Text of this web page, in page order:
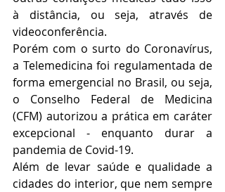
à distância, ou seja, através de
videoconferência.
Porém com o surto do Coronavírus,
a Telemedicina foi regulamentada de
forma emergencial no Brasil, ou seja,
o Conselho Federal de Medicina
(CFM) autorizou a prática em caráter
excepcional - enquanto durar a
pandemia de Covid-19.
Além de levar saúde e qualidade a
cidades do interior, que nem sempre